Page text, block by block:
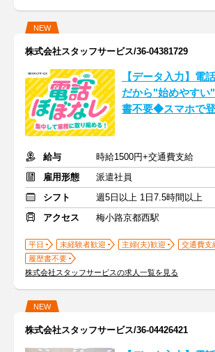
NEW
株式会社スタッフサービス/36-04381729
【データ入力】電
だから"始めやす
書不要◆スマホで
給与
時給1500円+交通費支給
雇用形態
派遣社員
シフト
週5日以上 1日7.5時間以上
アクセス
梅小路京都西駅
平日 未経験者歓迎 主婦(夫)歓迎
交通費支
履歴書不要
株式会社スタッフサービスの求人一覧を見る
NEW
株式会社スタッフサービス/36-04426421